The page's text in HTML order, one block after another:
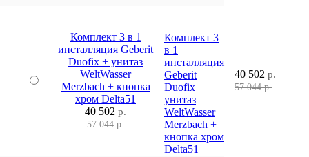
Комплект 3 в 1
инсталляция Geberit
Duofix + унитаз
WeltWasser
Merzbach + кнопка
хром Delta51
40 502 р.
57 044 р.
Комплект 3
в 1
инсталляция
Geberit
Duofix +
унитаз
WeltWasser
Merzbach +
кнопка хром
Delta51
40 502 р.
57 044 р.